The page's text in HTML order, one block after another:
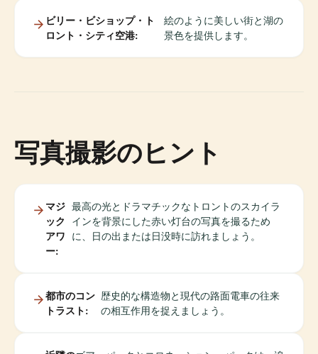
ビリー・ビショップ・ト
ロント・シティ空港:
絵のように美しい街と湖の
景色を提供します。
写真撮影のヒント
マジ
ック
アワ
ー:
最高の光とドラマチックなトロントのスカイラ
インを背景にした赤い灯台の写真を撮るため
に、日の出または日没時に訪れましょう。
都市のコン
トラスト:
歴史的な構造物と現代の路面電車の往来
の相互作用を捉えましょう。